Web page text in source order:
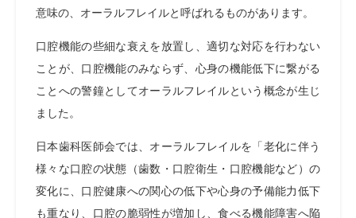
意味の、オーラルフレイルと呼ばれるものがあります。
口腔機能の些細な衰えを放置し、適切な対応を行わない
ことが、口腔機能のみならず、心身の機能低下に繋がる
ことへの警鐘としてオーラルフレイルという概念が生じ
ました。
日本歯科医師会では、オーラルフレイルを「老化に伴う
様々な口腔の状態（歯数・口腔衛生・口腔機能など）の
変化に、口腔健康への関心の低下や心身の予備能力低下
も重なり、口腔の脆弱性が増加し、食べる機能障害へ陥